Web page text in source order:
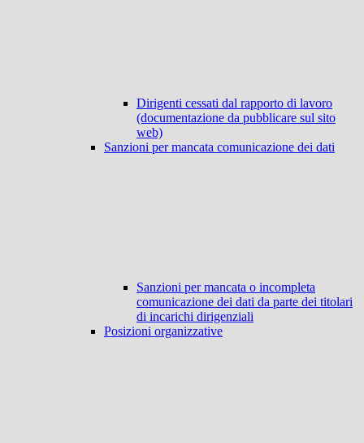
Dirigenti cessati dal rapporto di lavoro
(documentazione da pubblicare sul sito
web)
Sanzioni per mancata comunicazione dei dati
Sanzioni per mancata o incompleta
comunicazione dei dati da parte dei titolari
di incarichi dirigenziali
Posizioni organizzative